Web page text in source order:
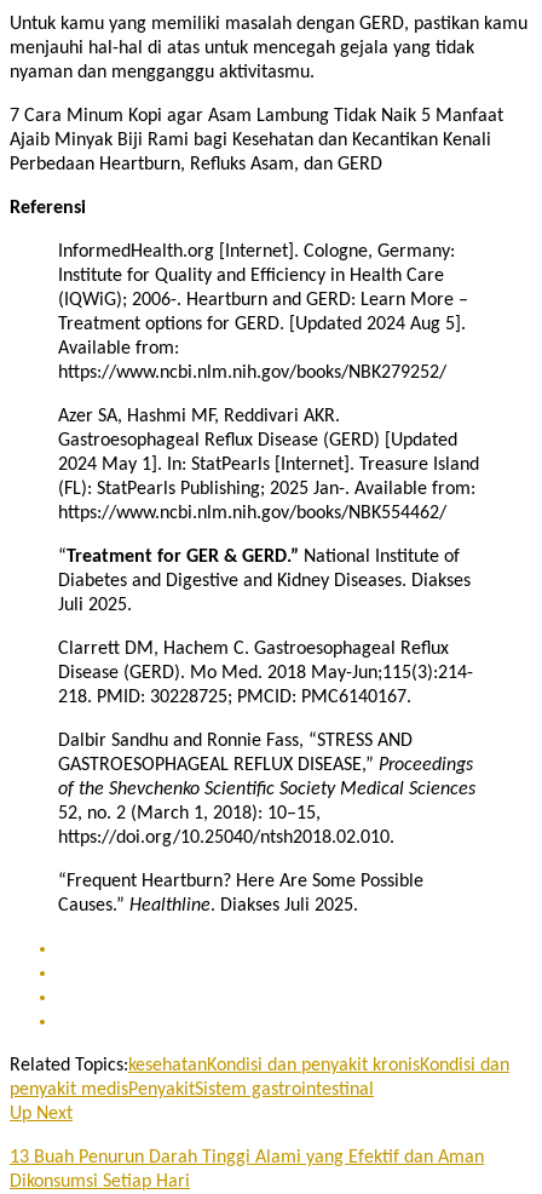
Untuk kamu yang memiliki masalah dengan GERD, pastikan kamu
menjauhi hal-hal di atas untuk mencegah gejala yang tidak
nyaman dan mengganggu aktivitasmu.
7 Cara Minum Kopi agar Asam Lambung Tidak Naik 5 Manfaat
Ajaib Minyak Biji Rami bagi Kesehatan dan Kecantikan Kenali
Perbedaan Heartburn, Refluks Asam, dan GERD
Referensi
InformedHealth.org [Internet]. Cologne, Germany:
Institute for Quality and Efficiency in Health Care
(IQWiG); 2006-. Heartburn and GERD: Learn More –
Treatment options for GERD. [Updated 2024 Aug 5].
Available from:
https://www.ncbi.nlm.nih.gov/books/NBK279252/
Azer SA, Hashmi MF, Reddivari AKR.
Gastroesophageal Reflux Disease (GERD) [Updated
2024 May 1]. In: StatPearls [Internet]. Treasure Island
(FL): StatPearls Publishing; 2025 Jan-. Available from:
https://www.ncbi.nlm.nih.gov/books/NBK554462/
“Treatment for GER & GERD.” National Institute of
Diabetes and Digestive and Kidney Diseases. Diakses
Juli 2025.
Clarrett DM, Hachem C. Gastroesophageal Reflux
Disease (GERD). Mo Med. 2018 May-Jun;115(3):214-
218. PMID: 30228725; PMCID: PMC6140167.
Dalbir Sandhu and Ronnie Fass, “STRESS AND
GASTROESOPHAGEAL REFLUX DISEASE,” Proceedings
of the Shevchenko Scientific Society Medical Sciences
52, no. 2 (March 1, 2018): 10–15,
https://doi.org/10.25040/ntsh2018.02.010.
“Frequent Heartburn? Here Are Some Possible
Causes.” Healthline. Diakses Juli 2025.
Related Topics:kesehatanKondisi dan penyakit kronisKondisi dan
penyakit medisPenyakitSistem gastrointestinal
Up Next
13 Buah Penurun Darah Tinggi Alami yang Efektif dan Aman
Dikonsumsi Setiap Hari